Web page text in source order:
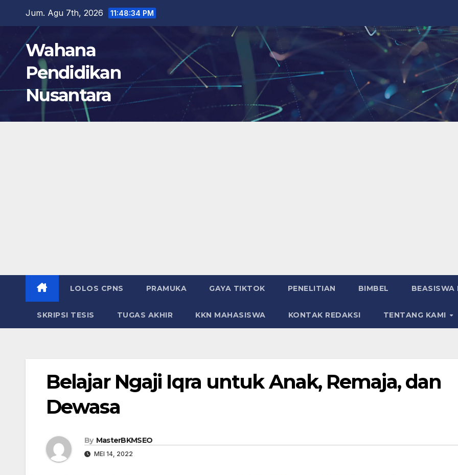
content
Jum. Agu 7th, 2026 11:48:35 PM
Wahana
Pendidikan
Nusantara
LOLOS CPNS PRAMUKA GAYA TIKTOK PENELITIAN BIMBEL BEASISWA
SKRIPSI TESIS TUGAS AKHIR KKN MAHASISWA KONTAK REDAKSI TENTANG KAMI
Belajar Ngaji Iqra untuk Anak, Remaja, dan
Dewasa
By MasterBKMSEO
MEI 14, 2022